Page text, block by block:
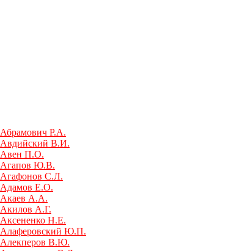
Абрамович Р.А.
Авдийский В.И.
Авен П.О.
Агапов Ю.В.
Агафонов С.Л.
Адамов Е.О.
Акаев А.А.
Акилов А.Г.
Аксененко Н.Е.
Алаферовский Ю.П.
Алекперов В.Ю.